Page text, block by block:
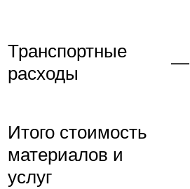
Транспортные
расходы
—
Итого стоимость
материалов и
услуг